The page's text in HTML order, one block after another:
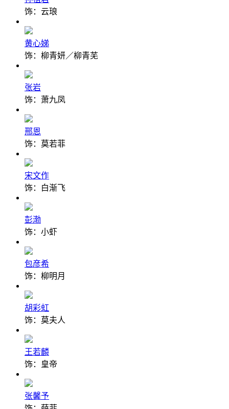
饰：云琅
黄心娣
饰：柳青妍／柳青芜
张岩
饰：萧九凤
邢恩
饰：莫若菲
宋文作
饰：白渐飞
彭渤
饰：小虾
包彦希
饰：柳明月
胡彩虹
饰：莫夫人
王若麟
饰：皇帝
张馨予